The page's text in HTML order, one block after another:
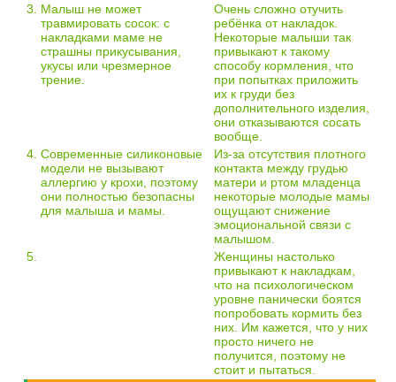
3.
Малыш не может
травмировать сосок: с
накладками маме не
страшны прикусывания,
укусы или чрезмерное
трение.
Очень сложно отучить
ребёнка от накладок.
Некоторые малыши так
привыкают к такому
способу кормления, что
при попытках приложить
их к груди без
дополнительного изделия,
они отказываются сосать
вообще.
4. Современные силиконовые
модели не вызывают
аллергию у крохи, поэтому
они полностью безопасны
для малыша и мамы.
Из-за отсутствия плотного
контакта между грудью
матери и ртом младенца
некоторые молодые мамы
ощущают снижение
эмоциональной связи с
малышом.
5.
Женщины настолько
привыкают к накладкам,
что на психологическом
уровне панически боятся
попробовать кормить без
них. Им кажется, что у них
просто ничего не
получится, поэтому не
стоит и пытаться.